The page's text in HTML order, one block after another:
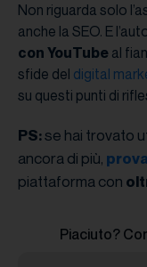
Non riguarda solo
anche la SEO. E
con YouTube al
sfide del digital
su questi punti di
PS:se hai trovato
ancora di più,
piattaforma con
Piaciuto?